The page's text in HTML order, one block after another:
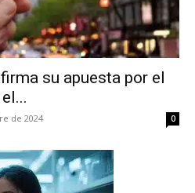
su apuesta por el
de 2024 0